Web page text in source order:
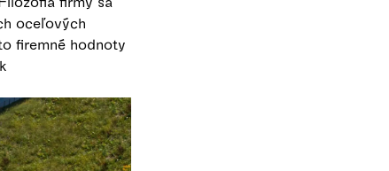
oceľových
firemné hodnoty